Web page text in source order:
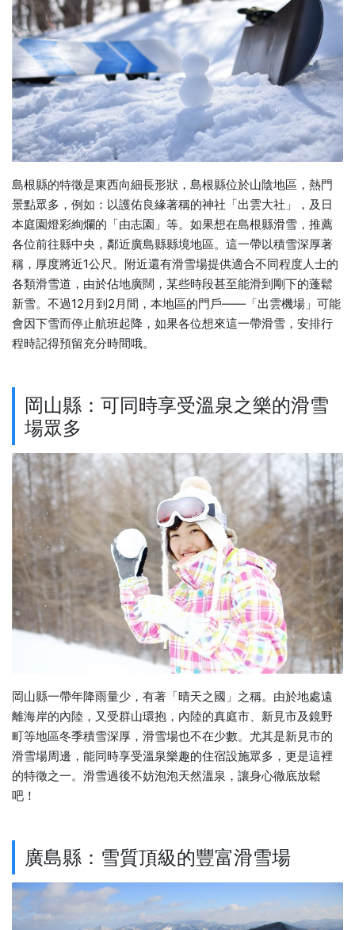
島根縣的特徵是東西向細長形狀，島根縣位於山陰地區，熱門
景點眾多，例如：以護佑良緣著稱的神社「出雲大社」，及日
本庭園燈彩絢爛的「由志園」等。如果想在島根縣滑雪，推薦
各位前往縣中央，鄰近廣島縣縣境地區。這一帶以積雪深厚著
稱，厚度將近1公尺。附近還有滑雪場提供適合不同程度人士的
各類滑雪道，由於佔地廣闊，某些時段甚至能滑到剛下的蓬鬆
新雪。不過12月到2月間，本地區的門戶——「出雲機場」可能
會因下雪而停止航班起降，如果各位想來這一帶滑雪，安排行
程時記得預留充分時間哦。
岡山縣：可同時享受溫泉之樂的滑雪
場眾多
岡山縣一帶年降雨量少，有著「晴天之國」之稱。由於地處遠
離海岸的內陸，又受群山環抱，內陸的真庭市、新見市及鏡野
町等地區冬季積雪深厚，滑雪場也不在少數。尤其是新見市的
滑雪場周邊，能同時享受溫泉樂趣的住宿設施眾多，更是這裡
的特徵之一。滑雪過後不妨泡泡天然溫泉，讓身心徹底放鬆
吧！
廣島縣：雪質頂級的豐富滑雪場